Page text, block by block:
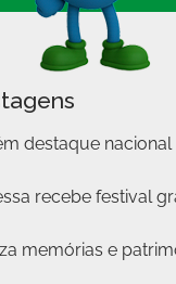
destaque
recebe festival
memórias e